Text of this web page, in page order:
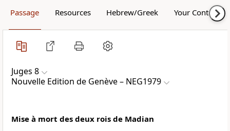
Passage Resources Hebrew/Greek Your Content
Juges 8
Nouvelle Edition de Genève – NEG1979
Mise à mort des deux rois de Madian